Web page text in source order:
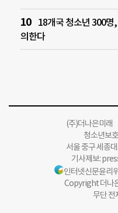
18개국 청소년 300명,
의한다
(주)더나은미
청소년보
서울 중구 세종
기사제보:
인터넷신문윤리
Copyright 더나
무단 전